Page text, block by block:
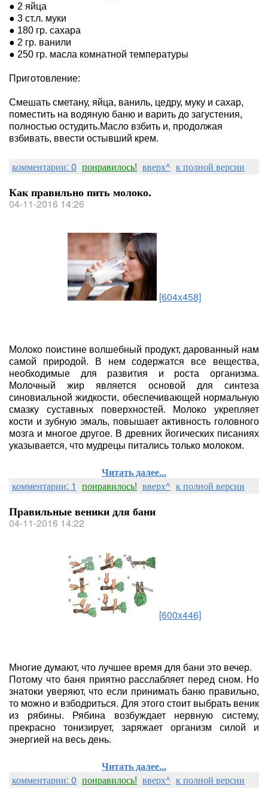
● 2 яйца
● 3 ст.л. муки
● 180 гр. сахара
● 2 гр. ванили
● 250 гр. масла комнатной температуры
Приготовление:
Смешать сметану, яйца, ваниль, цедру, муку и сахар,
поместить на водяную баню и варить до загустения,
полностью остудить.Масло взбить и, продолжая
взбивать, ввести остывший крем.
комментарии: 0 понравилось! вверх^ к полной версии
Как правильно пить молоко.
04-11-2016 14:26
[604x458]
Молоко поистине волшебный продукт, дарованный нам
самой природой. В нем содержатся все вещества,
необходимые для развития и роста организма.
Молочный жир является основой для синтеза
синовиальной жидкости, обеспечивающей нормальную
смазку суставных поверхностей. Молоко укрепляет
кости и зубную эмаль, повышает активность головного
мозга и многое другое. В древних йогических писаниях
указывается, что мудрецы питались только молоком.
Читать далее...
комментарии: 1 понравилось! вверх^ к полной версии
Правильные веники для бани
04-11-2016 14:22
[600x446]
Многие думают, что лучшее время для бани это вечер.
Потому что баня приятно расслабляет перед сном. Но
знатоки уверяют, что если принимать баню правильно,
то можно и взбодриться. Для этого стоит выбрать веник
из рябины. Рябина возбуждает нервную систему,
прекрасно тонизирует, заряжает организм силой и
энергией на весь день.
Читать далее...
комментарии: 0 понравилось! вверх^ к полной версии